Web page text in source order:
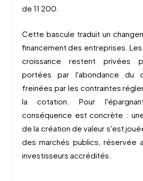
de 11 200.
Cette bascule traduit un
financement des entreprises.
croissance restent privées
portées par l'abondance du
freinées par les contraintes
la cotation. Pour
conséquence est concrète :
de la création de valeur s'est
des marchés publics, réservée
investisseurs accrédités.